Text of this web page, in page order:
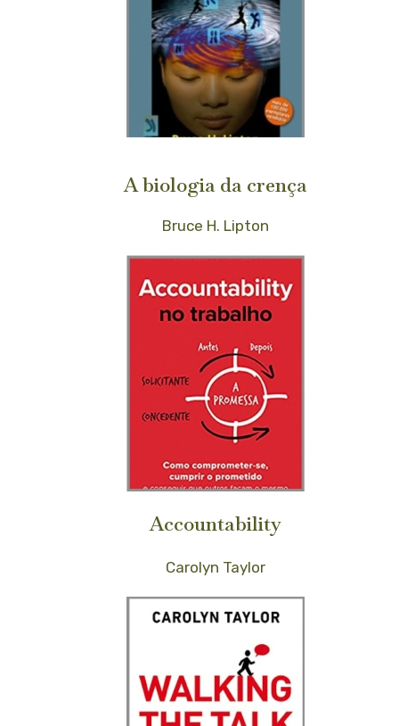
A biologia da crença
Bruce H. Lipton
Accountability
Carolyn Taylor